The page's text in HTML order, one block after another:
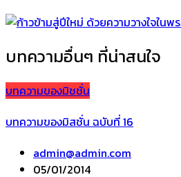
บทความอื่นๆ ที่น่าสนใจ
บทความของมิชชั่น
บทความของมิสชั่น ฉบับที่ 16
admin@admin.com
05/01/2014